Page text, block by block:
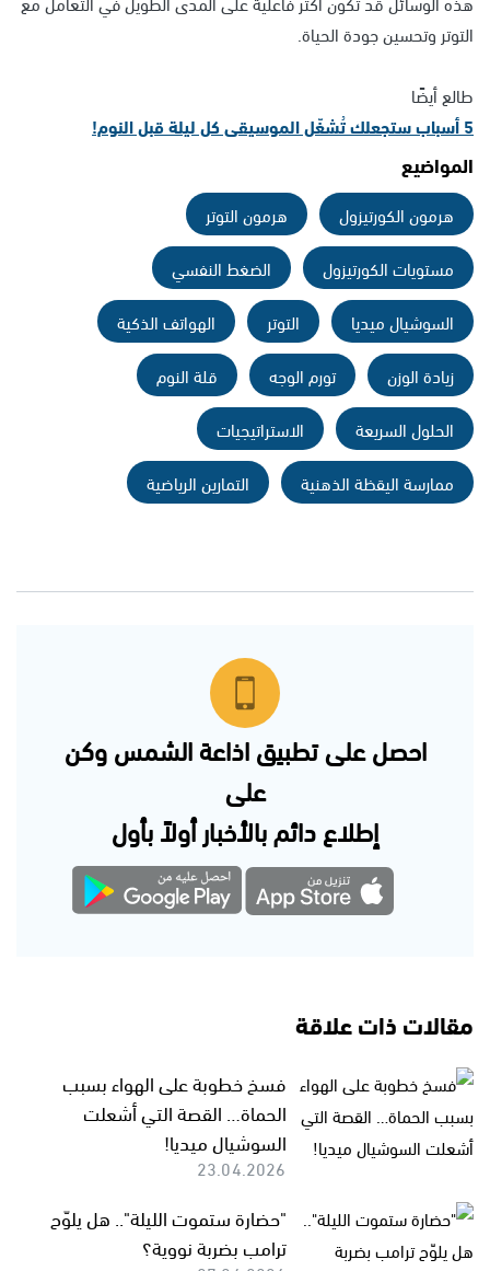
التوتر وتحسين جودة الحياة.
طالع أيضًا
5 أسباب ستجعلك تُشغّل الموسيقى كل ليلة قبل النوم!
المواضيع
هرمون الكورتيزول
هرمون التوتر
مستويات الكورتيزول
الضغط النفسي
السوشيال ميديا
التوتر
الهواتف الذكية
زيادة الوزن
تورم الوجه
قلة النوم
الحلول السريعة
الاستراتيجيات
ممارسة اليقظة الذهنية
التمارين الرياضية
احصل على تطبيق اذاعة الشمس وكن
على
إطلاع دائم بالأخبار أولاً بأول
مقالات ذات علاقة
فسخ خطوبة على الهواء بسبب
الحماة… القصة التي أشعلت
السوشيال ميديا!
23.04.2026
"حضارة ستموت الليلة".. هل يلوّح
ترامب بضربة نووية؟